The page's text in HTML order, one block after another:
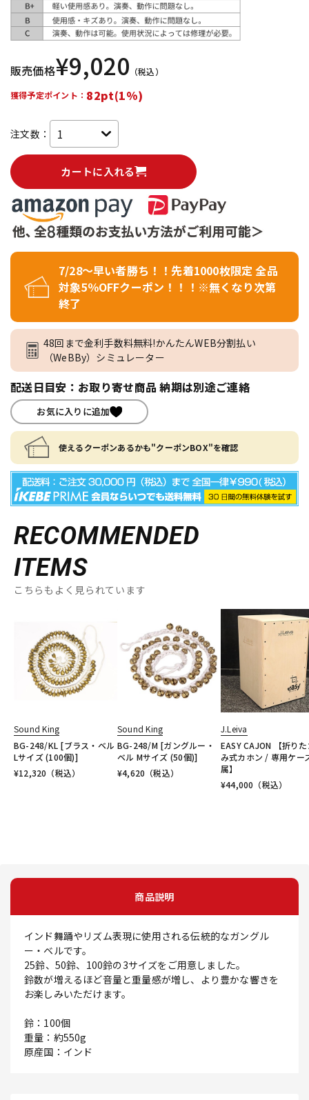
販売価格¥9,020 （税込）
獲得予定ポイント： 82pt(1%)
注文数：
カートに入れる
7/28～早い者勝ち！！先着1000枚限定 全品
対象5％OFFクーポン！！！※無くなり次第
終了
48回まで金利手数料無料!かんたんWEB分割払い
（WeBBy）シミュレーター
配送日目安：お取り寄せ商品 納期は別途ご連絡
お気に入りに追加
使えるクーポンあるかも"クーポンBOX"を確認
RECOMMENDED
ITEMS
こちらもよく見られています
Sound King
BG-248/KL [ブラス・ベル
Lサイズ (100個)]
¥12,320 （税込）
Sound King
BG-248/M [ガングルー・
ベル Mサイズ (50個)]
¥4,620 （税込）
J.Leiva
EASY CAJON 【折り
み式カホン / 専用ケー
属】
¥44,000 （税込）
商品説明
インド舞踊やリズム表現に使用される伝統的なガングル
ー・ベルです。
25鈴、50鈴、100鈴の3サイズをご用意しました。
鈴数が増えるほど音量と重量感が増し、より豊かな響きを
お楽しみいただけます。
鈴：100個
重量：約550g
原産国：インド